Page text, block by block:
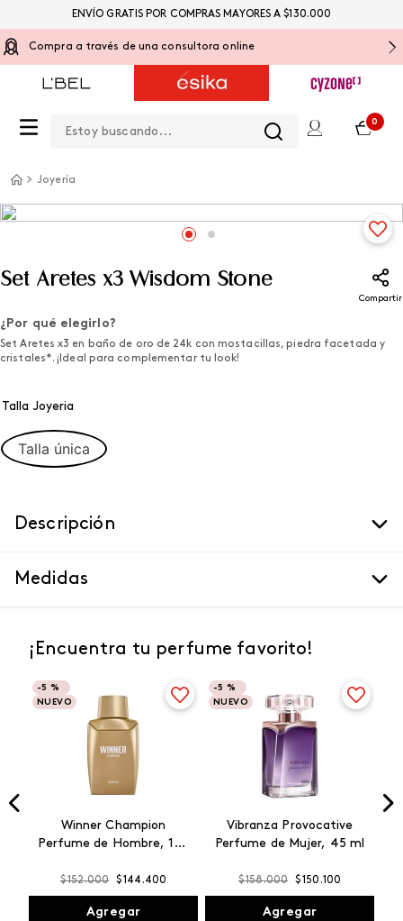
Compra a través de una consultora online
0
ENVÍO GRATIS POR COMPRAS MAYORES A $130.000
Joyería
Set Aretes x3 Wisdom Stone
Compartir
¿Por qué elegirlo?
Set Aretes x3 en baño de oro de 24k con mostacillas, piedra facetada y
cristales*. ¡Ideal para complementar tu look!
Talla Joyeria
Talla única
Descripción
Medidas
¡Encuentra tu perfume favorito!
-5 %
NUEVO
Winner Champion
Perfume de Hombre, 100
$152.000 $144 .400
Agregar
-5 %
NUEVO
Vibranza Provocative
Perfume de Mujer, 45 ml
$158.000 $150 .100
Agregar